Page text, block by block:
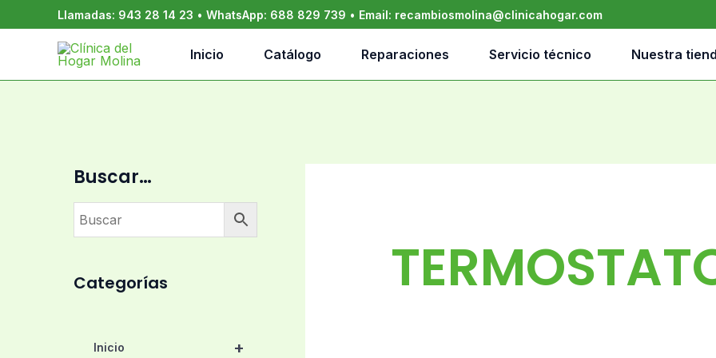
al
contenido
Llamadas: 943 28 14 23 • WhatsApp: 688 829 739 • Email: recambiosmolina@clinicahogar.com
Inicio Catálogo Reparaciones Servicio técnico Nuestra
Buscar…
Categorías
+
Inicio